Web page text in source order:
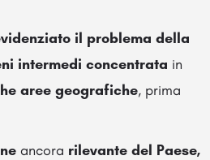
il problema della
intermedi concentrata in
aree geografiche, prima
ancora rilevante del Paese,